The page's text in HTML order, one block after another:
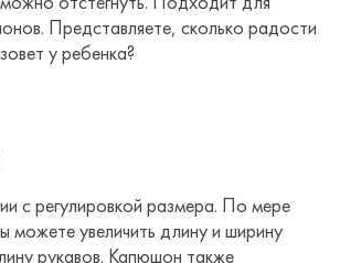
Представляете, сколько радости
у ребенка?
с регулировкой размера. По мере
можете увеличить длину и ширину
рукавов. Капюшон также